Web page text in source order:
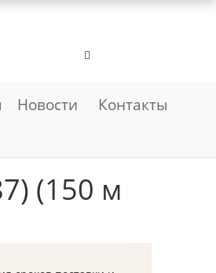
Новости Контакты
(150 м